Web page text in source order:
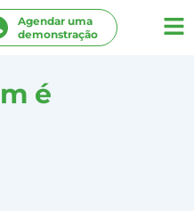
Agendar uma
demonstração
é